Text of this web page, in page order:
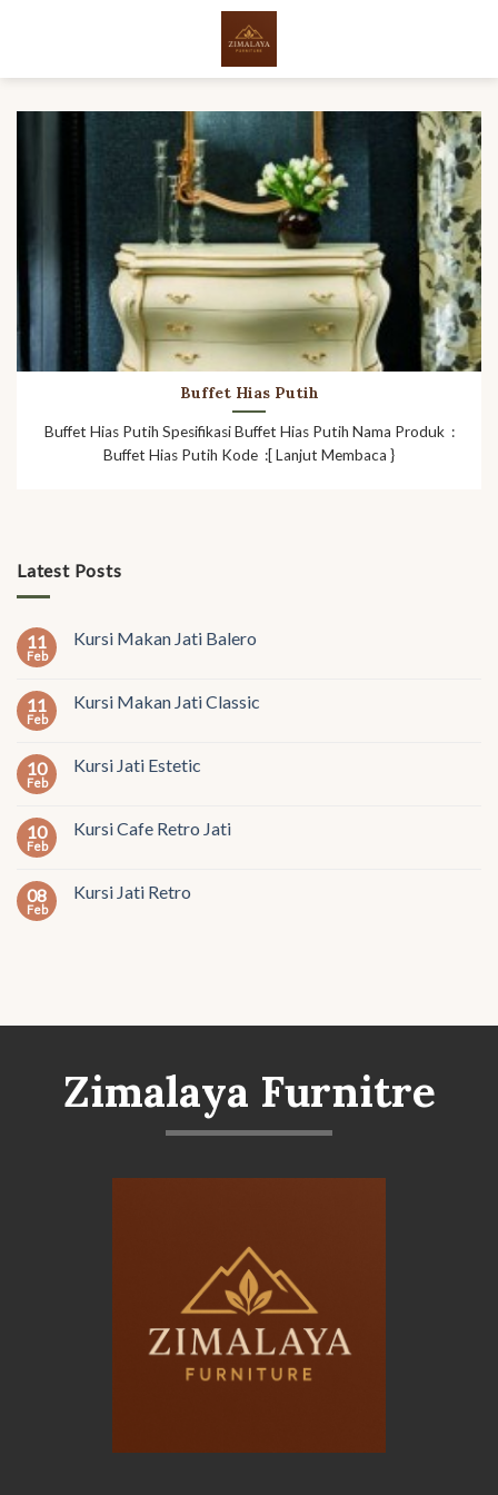
Latest Posts
11
Feb
Kursi Makan Jati Balero
11
Feb
Kursi Makan Jati Classic
10
Feb
Kursi Jati Estetic
10
Feb
Kursi Cafe Retro Jati
08
Feb
Kursi Jati Retro
Buffet Hias Putih
Buffet Hias Putih Spesifikasi Buffet Hias Putih Nama Produk :
Buffet Hias Putih Kode :[ Lanjut Membaca }
Zimalaya Furnitre